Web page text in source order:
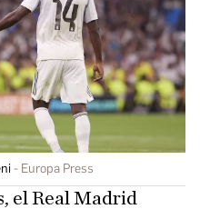
Europa Press
el Real Madrid